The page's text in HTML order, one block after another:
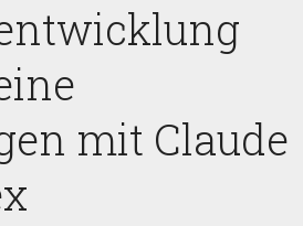
mit Claude